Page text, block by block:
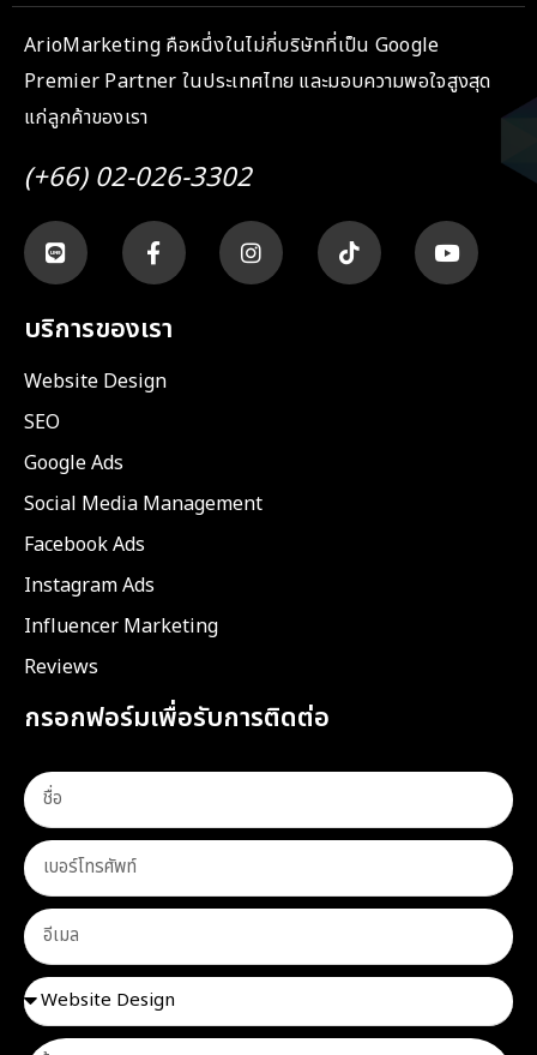
ArioMarketing คือหนึ่งในไม่กี่บริษัทที่เป็น Google
Premier Partner ในประเทศไทย และมอบความพอใจสูงสุด
แก่ลูกค้าของเรา
(+66) 02-026-3302
บริการของเรา
Website Design
SEO
Google Ads
Social Media Management
Facebook Ads
Instagram Ads
Influencer Marketing
Reviews
กรอกฟอร์มเพื่อรับการติดต่อ